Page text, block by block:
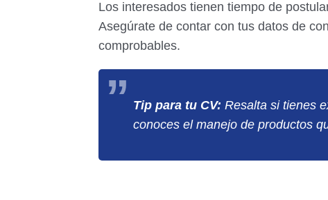
Los interesados tienen tiempo de
Asegúrate de contar con tus datos de
comprobables.
Tip para tu CV: Resalta si tienes
conoces el manejo de productos